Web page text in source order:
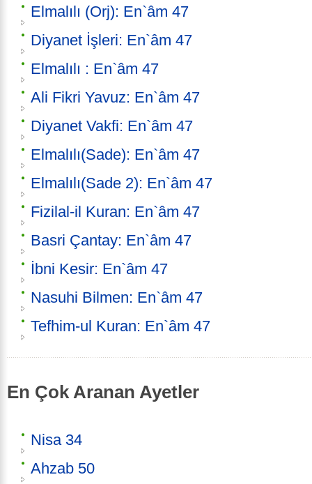
Elmalılı (Orj): En`âm 47
Diyanet İşleri: En`âm 47
Elmalılı : En`âm 47
Ali Fikri Yavuz: En`âm 47
Diyanet Vakfi: En`âm 47
Elmalılı(Sade): En`âm 47
Elmalılı(Sade 2): En`âm 47
Fizilal-il Kuran: En`âm 47
Basri Çantay: En`âm 47
İbni Kesir: En`âm 47
Nasuhi Bilmen: En`âm 47
Tefhim-ul Kuran: En`âm 47
En Çok Aranan Ayetler
Nisa 34
Ahzab 50